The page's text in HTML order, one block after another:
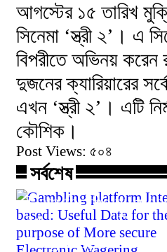
আগস্টের ১৫ তারিখ
সিনেমা ‘স্ত্রী ২’। এ
বিপরীতে অভিনয় করেন
দুজনের ক্যারিয়ারের
এখন ‘স্ত্রী ২’। এটি
কৌশিক।
Post Views: ৫০৪
সর্বশেষ
Gambling platform
Internet-based:
Data for the
More secure
Wagering